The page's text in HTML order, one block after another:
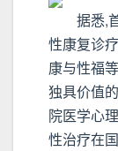
据悉,
性康复诊
康与性福
独具价值
院医学心
性治疗在